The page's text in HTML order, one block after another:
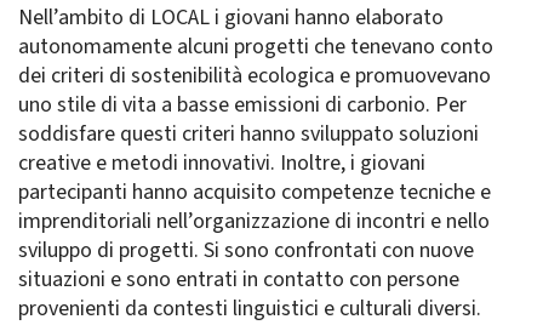
Nell’ambito di LOCAL i giovani hanno elaborato
autonomamente alcuni progetti che tenevano conto
dei criteri di sostenibilità ecologica e promuovevano
uno stile di vita a basse emissioni di carbonio. Per
soddisfare questi criteri hanno sviluppato soluzioni
creative e metodi innovativi. Inoltre, i giovani
partecipanti hanno acquisito competenze tecniche e
imprenditoriali nell’organizzazione di incontri e nello
sviluppo di progetti. Si sono confrontati con nuove
situazioni e sono entrati in contatto con persone
provenienti da contesti linguistici e culturali diversi.